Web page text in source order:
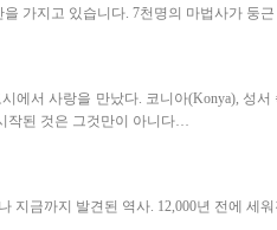
가지고 있습니다. 7천명의 마법사가
서 사랑을 만났다. 코니아(Konya),
작된 것은 그것만이 아니다…
금까지 발견된 역사. 12,000년 전에